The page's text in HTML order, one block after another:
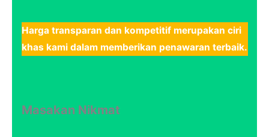
Harga transparan dan kompetitif merupakan ciri
khas kami dalam memberikan penawaran terbaik.
Masakan Nikmat